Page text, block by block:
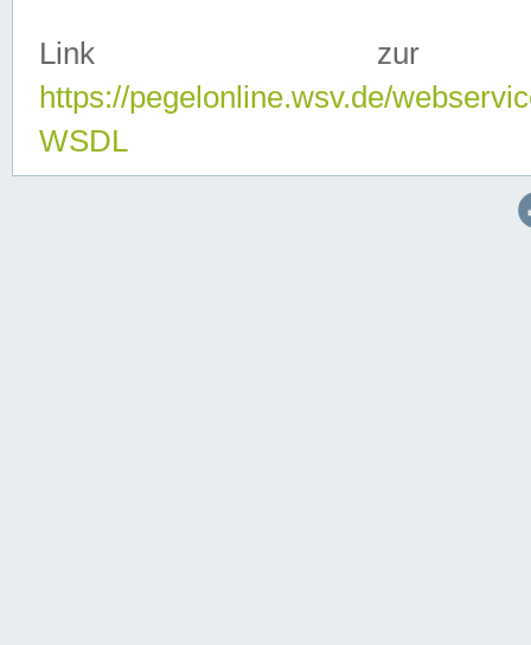
Link zur
https://pegelonline.wsv.de/
WSDL